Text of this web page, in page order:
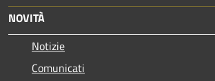
NOVITÀ
Notizie
Comunicati